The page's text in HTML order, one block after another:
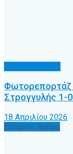
Φωτορεπορτάζ
Στρογγυλής 1-
18 Απριλίου 2026
Επόμενο Άρθρο